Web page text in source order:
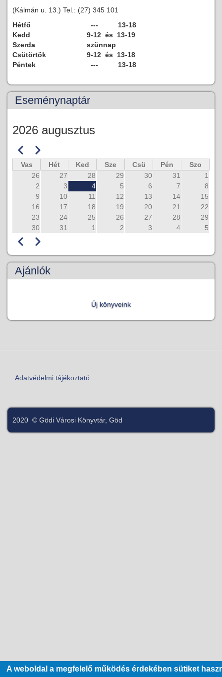
(Kálmán u. 13.) Tel.: (27) 345 101
Hétfő
--- 13-18
Kedd
9-12 és 13-19
Szerda
szünnap
Csütörtök
9-12 és 13-18
Péntek
--- 13-18
Eseménynaptár
2026 augusztus
Oldalszámozás
Előző
Következő
Vas
Hét Ked Sze Csü Pén
Szo
26
27 28 29 30 31
1
2
3 4 5 6 7
8
9
10 11 12 13 14
15
16
17 18 19 20 21
22
23
24 25 26 27 28
29
30
31 1 2 3 4 5
Oldalszámozás
Előző Következő
Ajánlók
Új könyveink
Lábléc
Adatvédelmi tájékoztató
User
account
menu
2020 © Gödi Városi Könyvtár, Göd
A weboldal a megfelelő működés érdekében sütiket